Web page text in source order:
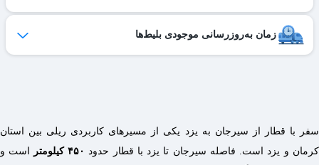
زمان به‌روزرسانی موجودی بلیط‌ها
سفر با قطار از سیرجان به یزد یکی از مسیرهای کاربردی ریلی بین استان
کرمان و یزد است. فاصله سیرجان تا یزد با قطار حدود ۴۵۰ کیلومتر
است و